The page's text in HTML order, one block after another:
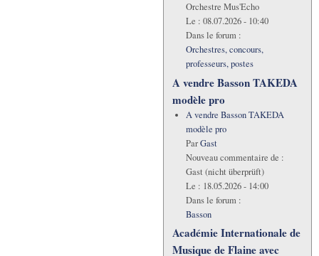
Orchestre Mus'Echo
Le : 08.07.2026 - 10:40
Dans le forum :
Orchestres, concours,
professeurs, postes
A vendre Basson TAKEDA
modèle pro
A vendre Basson TAKEDA
modèle pro
ParGast
Nouveau commentaire de :
Gast (nicht überprüft)
Le : 18.05.2026 - 14:00
Dans le forum :
Basson
Académie Internationale de
Musique de Flaine avec